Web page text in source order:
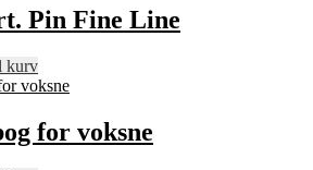
var:
59,95 Kr..
er:
39,95 Kr..
Pin Fine Line
kurv
for voksne